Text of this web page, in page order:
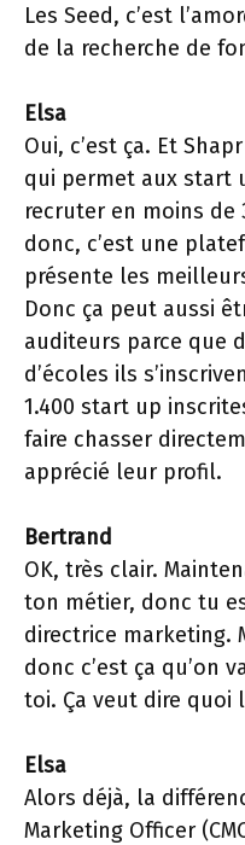
Les Seed, c’est
de la recherche de
Elsa
Oui, c’est ça. Et
qui permet aux start
recruter en moins
donc, c’est une
présente les
Donc ça peut aussi
auditeurs parce que
d’écoles ils
1.400 start up
faire chasser
apprécié leur profil.
Bertrand
OK, très clair.
ton métier, donc tu
directrice marketing.
donc c’est ça qu’on
toi. Ça veut dire quoi
Elsa
Alors déjà, la
Marketing Officer